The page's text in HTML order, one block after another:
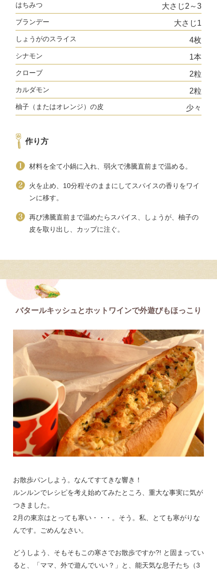
はちみつ 大さじ2～3
ブランデー 大さじ1
しょうがのスライス 4枚
シナモン 1本
クローブ 2粒
カルダモン 2粒
柚子（またはオレンジ）の皮 少々
作り方
材料を全て小鍋に入れ、弱火で沸騰直前まで温める。
火を止め、10分程そのままにしてスパイスの香りをワイ
ンに移す。
再び沸騰直前まで温めたらスパイス、しょうが、柚子の
皮を取り出し、カップに注ぐ。
バタールキッシュとホットワインで外遊びもほっこり
お散歩パンしよう。なんてすてきな響き！
ルンルンでレシピを考え始めてみたところ、重大な事実に気が
つきました。
2月の東京はとっても寒い・・・。そう。私、とても寒がりな
んです。ごめんなさい。
どうしよう、そもそもこの寒さでお散歩ですか?! と固まってい
ると、「ママ、外で遊んでいい？」と、能天気な息子たち（3